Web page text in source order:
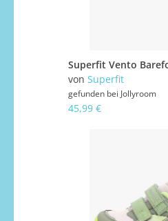
von Superfit
gefunden bei Jollyroom
45,99 €